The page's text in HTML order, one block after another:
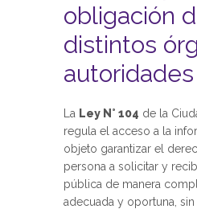
obligación
distintos
La Ley N° 104 de la
regula el acceso a la
objeto garantizar el
persona a solicitar y
pública de manera
adecuada y oportuna,